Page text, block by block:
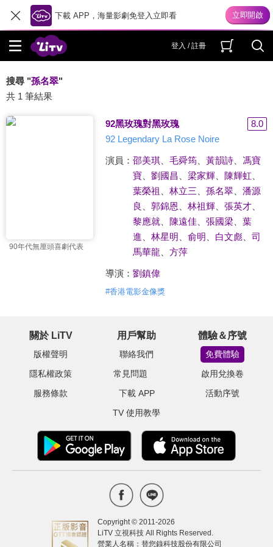
下載 APP，海量影劇免登入立即看
登入 / 註冊
搜尋 "孫名翠"
共 1 筆結果
90年代無厘頭喜劇代表
92黑玫瑰對黑玫瑰
8.0
92 Legendary La Rose Noire
演員： 邵美琪、 毛舜筠、 黃韻詩、 馮寶
寶、 劉國昌 梁家輝、 陳輝虹、
葉榮祖
林立三 孫名翠、 潘源
良
郭錦恩 林祖輝、 張英才、
黎應就、 陳遠佳 張國梁
葉
進
林星明 俞明 白文彪、 司
馬華龍
方萍
導演： 劉鎮偉
#香港電影金像獎
關於 LiTV
版權聲明
隱私權政策
服務條款
用戶幫助
聯絡我們
常見問題
下載 APP
TV 使用教學
體驗＆序號
免費體驗
啟用兌換卷
活動序號
Copyright © 2011-2026
LiTV 立視科技 All Rights Reserved.
營業人名稱：替您錄科技股份有限公司